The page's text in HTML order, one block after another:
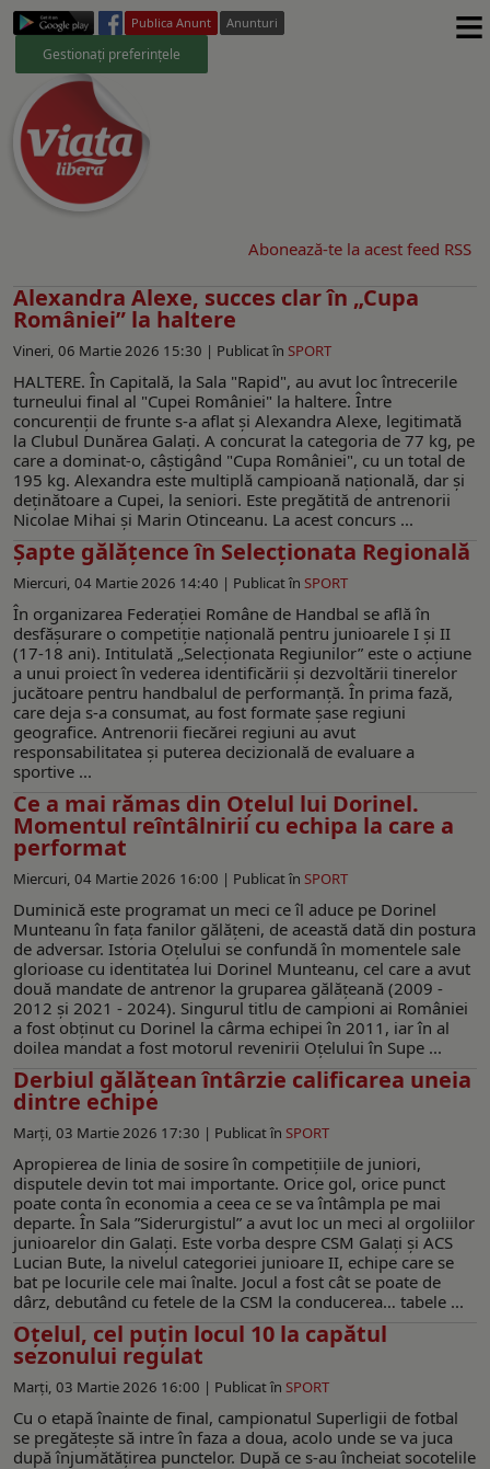
Publica Anunt Anunturi
Gestionați preferințele ≡
Abonează-te la acest feed RSS
Alexandra Alexe, succes clar în „Cupa
României” la haltere
Vineri, 06 Martie 2026 15:30 | Publicat în SPORT
HALTERE. În Capitală, la Sala "Rapid", au avut loc întrecerile
turneului final al "Cupei României" la haltere. Între
concurenții de frunte s-a aflat și Alexandra Alexe, legitimată
la Clubul Dunărea Galaţi. A concurat la categoria de 77 kg, pe
care a dominat-o, câştigând "Cupa României", cu un total de
195 kg. Alexandra este multiplă campioană națională, dar și
deţinătoare a Cupei, la seniori. Este pregătită de antrenorii
Nicolae Mihai și Marin Otinceanu. La acest concurs ...
Șapte gălățence în Selecționata Regională
Miercuri, 04 Martie 2026 14:40 | Publicat în SPORT
În organizarea Federației Române de Handbal se află în
desfășurare o competiție națională pentru junioarele I și II
(17-18 ani). Intitulată „Selecționata Regiunilor” este o acțiune
a unui proiect în vederea identificării și dezvoltării tinerelor
jucătoare pentru handbalul de performanță. În prima fază,
care deja s-a consumat, au fost formate șase regiuni
geografice. Antrenorii fiecărei regiuni au avut
responsabilitatea și puterea decizională de evaluare a
sportive ...
Ce a mai rămas din Oțelul lui Dorinel.
Momentul reîntâlnirii cu echipa la care a
performat
Miercuri, 04 Martie 2026 16:00 | Publicat în SPORT
Duminică este programat un meci ce îl aduce pe Dorinel
Munteanu în fața fanilor gălățeni, de această dată din postura
de adversar. Istoria Oțelului se confundă în momentele sale
glorioase cu identitatea lui Dorinel Munteanu, cel care a avut
două mandate de antrenor la gruparea gălățeană (2009 -
2012 și 2021 - 2024). Singurul titlu de campioni ai României
a fost obținut cu Dorinel la cârma echipei în 2011, iar în al
doilea mandat a fost motorul revenirii Oțelului în Supe ...
Derbiul gălățean întârzie calificarea uneia
dintre echipe
Marți, 03 Martie 2026 17:30 | Publicat în SPORT
Apropierea de linia de sosire în competițiile de juniori,
disputele devin tot mai importante. Orice gol, orice punct
poate conta în economia a ceea ce se va întâmpla pe mai
departe. În Sala ”Siderurgistul” a avut loc un meci al orgoliilor
junioarelor din Galați. Este vorba despre CSM Galați și ACS
Lucian Bute, la nivelul categoriei junioare II, echipe care se
bat pe locurile cele mai înalte. Jocul a fost cât se poate de
dârz, debutând cu fetele de la CSM la conducerea… tabele ...
Oțelul, cel puțin locul 10 la capătul
sezonului regulat
Marți, 03 Martie 2026 16:00 | Publicat în SPORT
Cu o etapă înainte de final, campionatul Superligii de fotbal
se pregătește să intre în faza a doua, acolo unde se va juca
după înjumătățirea punctelor. După ce s-au încheiat socotelile